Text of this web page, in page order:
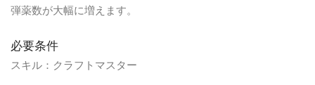
弾薬数が大幅に増えます。
必要条件
スキル：クラフトマスター